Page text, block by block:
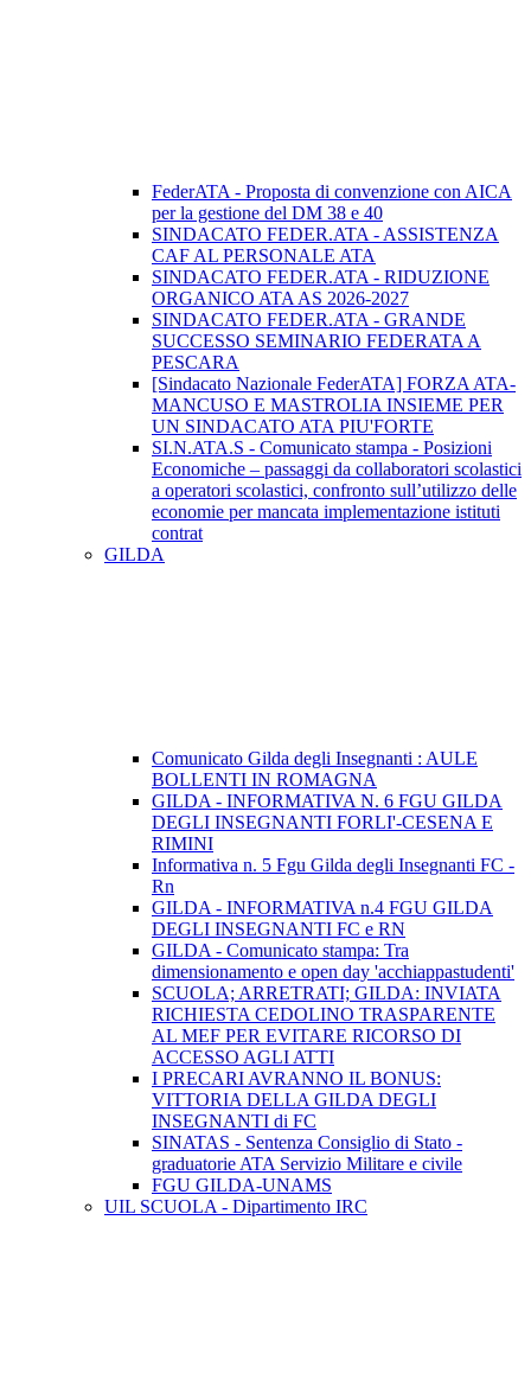
FederATA - Proposta di convenzione con AICA
per la gestione del DM 38 e 40
SINDACATO FEDER.ATA - ASSISTENZA
CAF AL PERSONALE ATA
SINDACATO FEDER.ATA - RIDUZIONE
ORGANICO ATA AS 2026-2027
SINDACATO FEDER.ATA - GRANDE
SUCCESSO SEMINARIO FEDERATA A
PESCARA
[Sindacato Nazionale FederATA] FORZA ATA-
MANCUSO E MASTROLIA INSIEME PER
UN SINDACATO ATA PIU'FORTE
SI.N.ATA.S - Comunicato stampa - Posizioni
Economiche – passaggi da collaboratori scolastici
a operatori scolastici, confronto sull’utilizzo delle
economie per mancata implementazione istituti
contrat
GILDA
Comunicato Gilda degli Insegnanti : AULE
BOLLENTI IN ROMAGNA
GILDA - INFORMATIVA N. 6 FGU GILDA
DEGLI INSEGNANTI FORLI'-CESENA E
RIMINI
Informativa n. 5 Fgu Gilda degli Insegnanti FC -
Rn
GILDA - INFORMATIVA n.4 FGU GILDA
DEGLI INSEGNANTI FC e RN
GILDA - Comunicato stampa: Tra
dimensionamento e open day 'acchiappastudenti'
SCUOLA; ARRETRATI; GILDA: INVIATA
RICHIESTA CEDOLINO TRASPARENTE
AL MEF PER EVITARE RICORSO DI
ACCESSO AGLI ATTI
I PRECARI AVRANNO IL BONUS:
VITTORIA DELLA GILDA DEGLI
INSEGNANTI di FC
SINATAS - Sentenza Consiglio di Stato -
graduatorie ATA Servizio Militare e civile
FGU GILDA-UNAMS
UIL SCUOLA - Dipartimento IRC